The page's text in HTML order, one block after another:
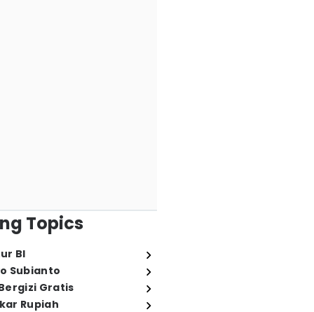
Topics
BI
Subianto
Gratis
Rupiah